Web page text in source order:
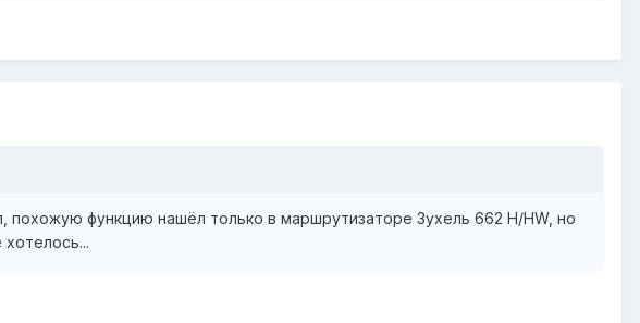
функцию нашёл только в маршрутизаторе Зухель 662 Н/HW, но